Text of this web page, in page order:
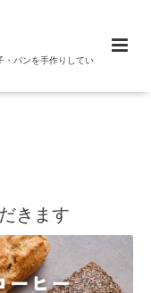
・パンを手作りしてい
きます